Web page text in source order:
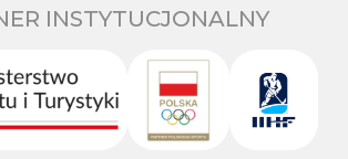
INSTYTUCJONALNY